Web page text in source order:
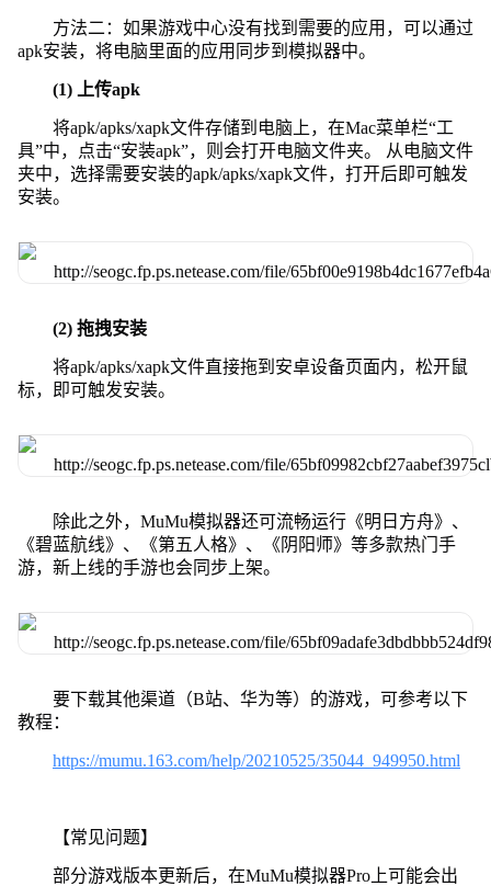
方法二：如果游戏中心没有找到需要的应用，可以通过
apk安装，将电脑里面的应用同步到模拟器中。
(1) 上传apk
将apk/apks/xapk文件存储到电脑上，在Mac菜单栏“工
具”中，点击“安装apk”，则会打开电脑文件夹。 从电脑文件
夹中，选择需要安装的apk/apks/xapk文件，打开后即可触发
安装。
(2) 拖拽安装
将apk/apks/xapk文件直接拖到安卓设备页面内，松开鼠
标，即可触发安装。
除此之外，MuMu模拟器还可流畅运行《明日方舟》、
《碧蓝航线》、《第五人格》、《阴阳师》等多款热门手
游，新上线的手游也会同步上架。
要下载其他渠道（B站、华为等）的游戏，可参考以下
教程：
https://mumu.163.com/help/20210525/35044_949950.html
【常见问题】
部分游戏版本更新后，在MuMu模拟器Pro上可能会出